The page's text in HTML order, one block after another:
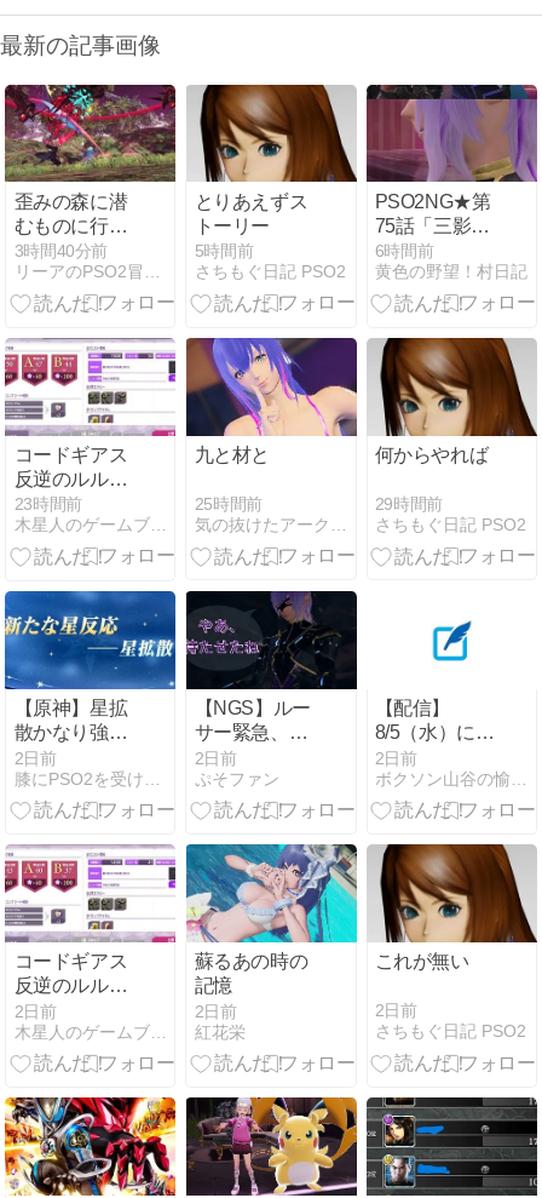
最新の記事画像
歪みの森に潜
むものに行っ
てきた
3時間40分前
リーアのPSO2冒険記
とりあえずス
トーリー
5時間前
さちもぐ日記 PSO2
PSO2NG★第
75話「三影傑
の遊戯」
6時間前
黄色の野望！村日記
コードギアス
反逆のルルー
シュ ロストス
トーリーズ[2
章自ら選んだ
10」
23時間前
木星人のゲームブログ
九と材と
25時間前
何からやれば
29時間前
さちもぐ日記 PSO2
【原神】星拡
散かなり強そ
う…というか
サンドローネ
更に強化され
2日前
【NGS】ルー
サー緊急、新
武器、東方コ
ラボ、EXレベ
ル40… 8/5は
盛り沢山！？
貴様ら何から
始める？( •᷄ὤ•᷅
)
2日前
ぷそファン
【配信】
8/5（水）に
Twitchにて初
配信します
2日前
コードギアス
反逆のルルー
シュ ロストス
トーリーズ[2
章自ら選んだ
9」
2日前
木星人のゲームブログ
蘇るあの時の
記憶
2日前
紅花栄
これが無い
2日前
さちもぐ日記 PSO2